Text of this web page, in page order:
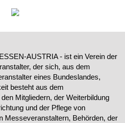
AUSTRIA - ist ein Verein der
der sich, aus dem
eines Bundeslandes,
besteht aus dem
Mitgliedern, der Weiterbildung
und der Pflege von
Messeveranstaltern, Behörden, der